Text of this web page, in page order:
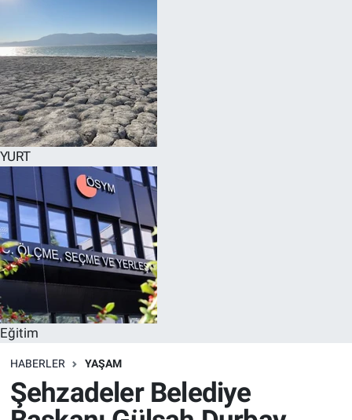
YURT
Eğitim
HABERLER YAŞAM
Şehzadeler Belediye